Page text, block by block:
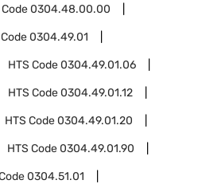
Code0304.48.00.00
0304.49.01
HTS Code0304.49.01.06
HTS Code0304.49.01.12
HTS Code0304.49.01.20
HTS Code0304.49.01.90
0304.51.01